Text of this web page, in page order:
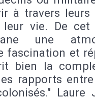
à travers leurs
vie. De cet
une
fascination et
bien la
rapports
Laure